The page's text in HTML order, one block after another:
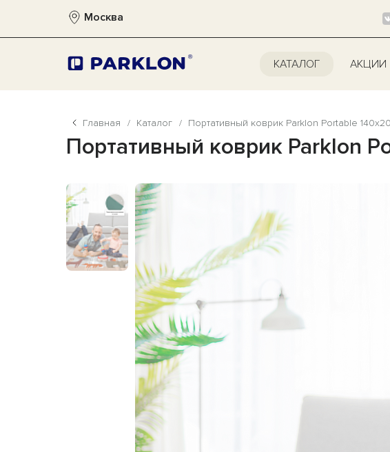
Москва
КАТАЛОГ АКЦИИ
Главная / Каталог / Портативный коврик Parklon Portable
Портативный коврик Parklon